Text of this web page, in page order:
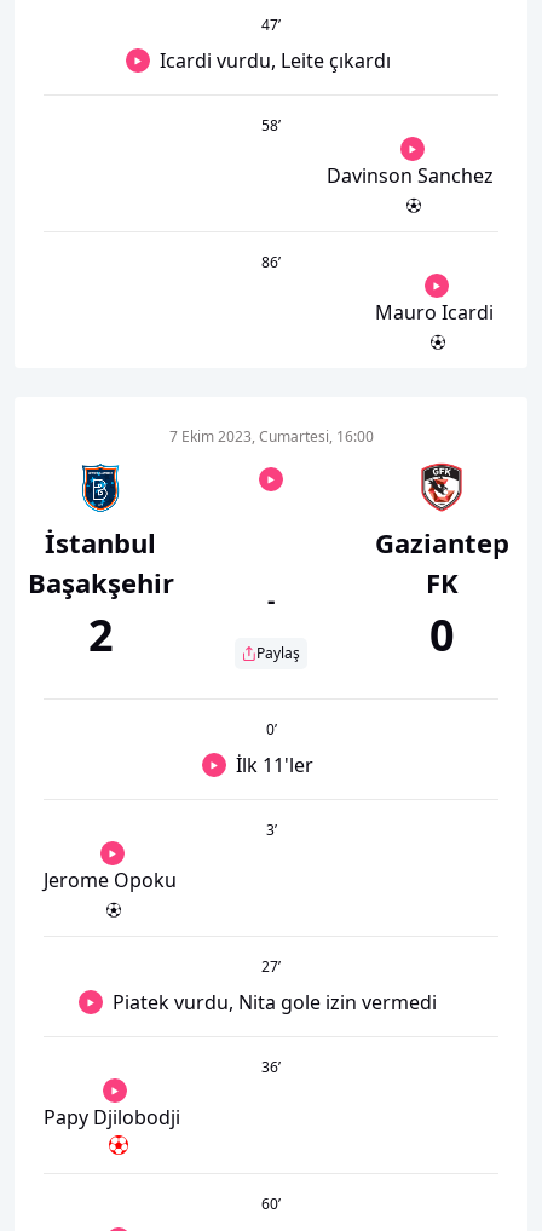
47’
Icardi vurdu, Leite çıkardı
58’
Davinson Sanchez
86’
Mauro Icardi
İstanbul
Başakşehir
2
7 Ekim 2023, Cumartesi, 16:00
-
Paylaş
Gaziantep
FK
0
0’
İlk 11'ler
3’
Jerome Opoku
27’
Piatek vurdu, Nita gole izin vermedi
36’
Papy Djilobodji
60’